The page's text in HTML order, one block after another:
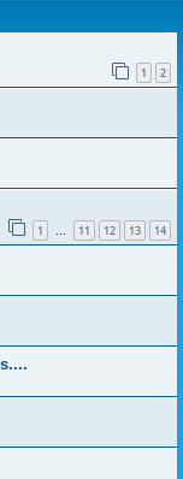
r
1 2
1 … 11 12 13 14